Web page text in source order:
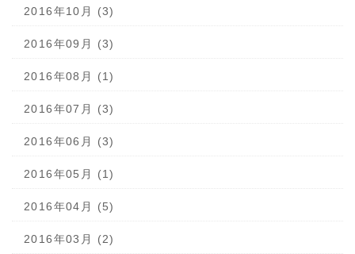
2016年10月 (3)
2016年09月 (3)
2016年08月 (1)
2016年07月 (3)
2016年06月 (3)
2016年05月 (1)
2016年04月 (5)
2016年03月 (2)